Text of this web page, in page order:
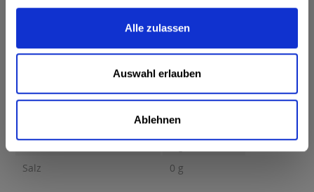
Alle zulassen
Auswahl erlauben
Ablehnen
0 g Kohlenhydrate...mehr
30 kcal / 128 kJ
Fett
0 g
davon gesättigte Fettsäuren
0 g
Kohlenhydrate
6,8 g
6,8 g
Eiweiß
0 g
Salz
0 g